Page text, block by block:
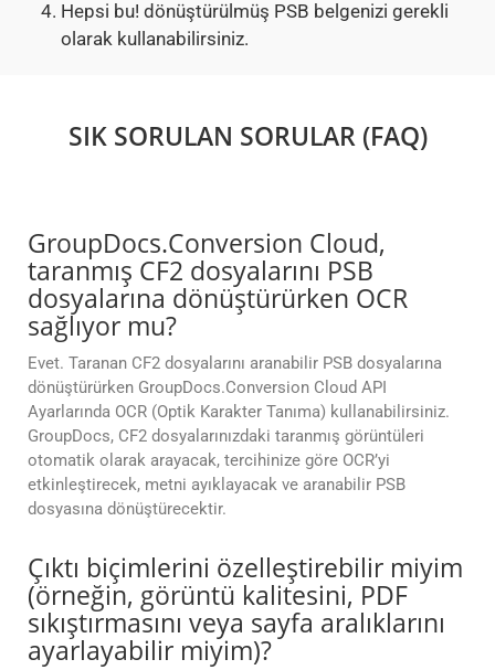
Hepsi bu! dönüştürülmüş PSB belgenizi gerekli
olarak kullanabilirsiniz.
SIK SORULAN SORULAR (FAQ)
GroupDocs.Conversion Cloud,
taranmış CF2 dosyalarını PSB
dosyalarına dönüştürürken OCR
sağlıyor mu?
Evet. Taranan CF2 dosyalarını aranabilir PSB dosyalarına
dönüştürürken GroupDocs.Conversion Cloud API
Ayarlarında OCR (Optik Karakter Tanıma) kullanabilirsiniz.
GroupDocs, CF2 dosyalarınızdaki taranmış görüntüleri
otomatik olarak arayacak, tercihinize göre OCR’yi
etkinleştirecek, metni ayıklayacak ve aranabilir PSB
dosyasına dönüştürecektir.
Çıktı biçimlerini özelleştirebilir miyim
(örneğin, görüntü kalitesini, PDF
sıkıştırmasını veya sayfa aralıklarını
ayarlayabilir miyim)?